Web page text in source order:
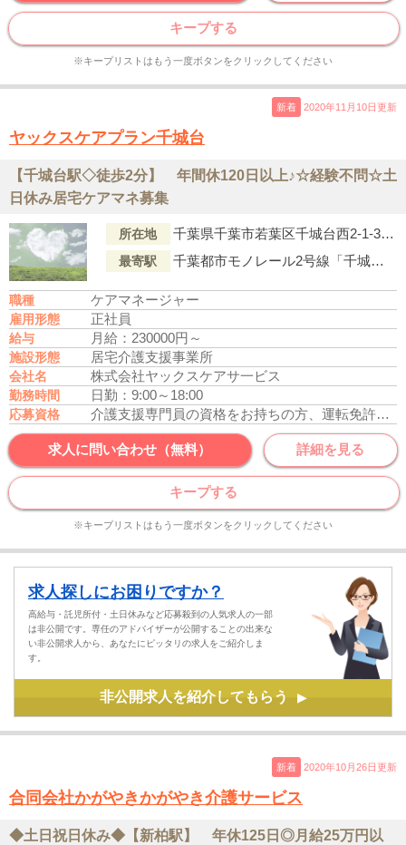
キープする
※キープリストはもう一度ボタンをクリックしてください
新着 2020年11月10日更新
ヤックスケアプラン千城台
【千城台駅◇徒歩2分】 年間休120日以上♪☆経験不問☆土
日休み居宅ケアマネ募集
所在地 千葉県千葉市若葉区千城台西2-1-3ヤックスケアタウン千城台内
最寄駅 千葉都市モノレール2号線「千城台駅」より徒歩2分
職種 ケアマネージャー
雇用形態 正社員
給与 月給：230000円～
施設形態 居宅介護支援事業所
会社名 株式会社ヤックスケアサ一ビス
勤務時間 日勤：9:00～18:00
応募資格 介護支援専門員の資格をお持ちの方、運転免許あれば尚可
求人に問い合わせ（無料） 詳細を見る
キープする
※キープリストはもう一度ボタンをクリックしてください
求人探しにお困りですか？
高給与・託児所付・土日休みなど応募殺到の人気求人の一部
は非公開です。専任のアドバイザーが公開することの出来な
い非公開求人から、あなたにピッタリの求人をご紹介しま
す。
非公開求人を紹介してもらう ▶
新着 2020年10月26日更新
合同会社かがやきかがやき介護サービス
◆土日祝日休み◆【新柏駅】 年休125日◎月給25万円以